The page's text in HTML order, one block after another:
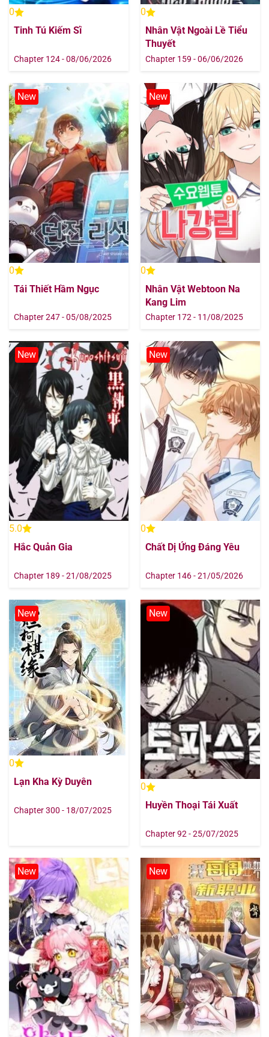
0
Tinh Tú Kiếm Sĩ
Chapter 124 - 08/06/2026
0
Nhân Vật Ngoài Lề Tiểu
Thuyết
Chapter 159 - 06/06/2026
New
0
Tái Thiết Hầm Ngục
Chapter 247 - 05/08/2025
New
0
Nhân Vật Webtoon Na
Kang Lim
Chapter 172 - 11/08/2025
New
5.0
Hắc Quản Gia
Chapter 189 - 21/08/2025
New
0
Chất Dị Ứng Đáng Yêu
Chapter 146 - 21/05/2026
New
0
Lạn Kha Kỳ Duyên
Chapter 300 - 18/07/2025
New
0
Huyền Thoại Tái Xuất
Chapter 92 - 25/07/2025
New New